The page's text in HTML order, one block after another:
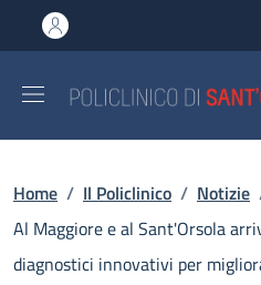
al contenuto principale
to footer content
Briciole di pane
Home / Il Policlinico / Notizie
Al Maggiore e al Sant'Orsola
diagnostici innovativi per